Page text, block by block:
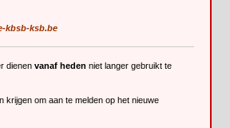
kbsb-ksb.be
dienen vanaf heden niet langer gebruikt te
krijgen om aan te melden op het nieuwe